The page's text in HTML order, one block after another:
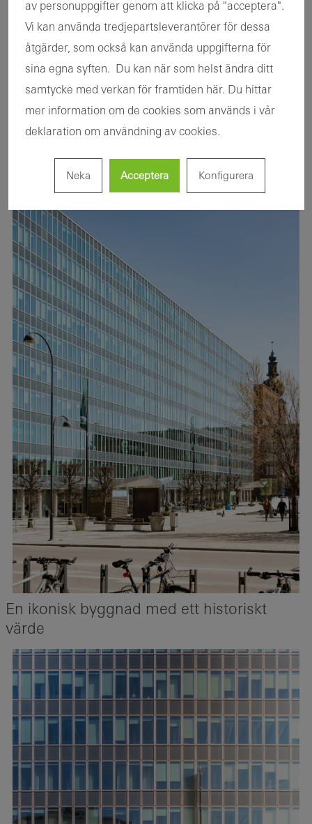
från Eklunds glas arbetade tillsammans med Schücos
projektbyrå för att hitta en teknisk lösning med lågt U-
värde som också bevarade Melkerhusets utseende.
Lösningen bygger på beprövade och befintliga system
från Schüco, därför behövde inga omfattande tester
göras på systemet och genom en speciellt framtagen
En ikonisk byggnad med ett historiskt
värde
av personuppgifter genom att klicka på "acceptera".
Vi kan använda tredjepartsleverantörer för dessa
åtgärder, som också kan använda uppgifterna för
sina egna syften. Du kan när som helst ändra ditt
samtycke med verkan för framtiden här. Du hittar
mer information om de cookies som används i vår
deklaration om användning av cookies.
Neka Acceptera Konfigurera